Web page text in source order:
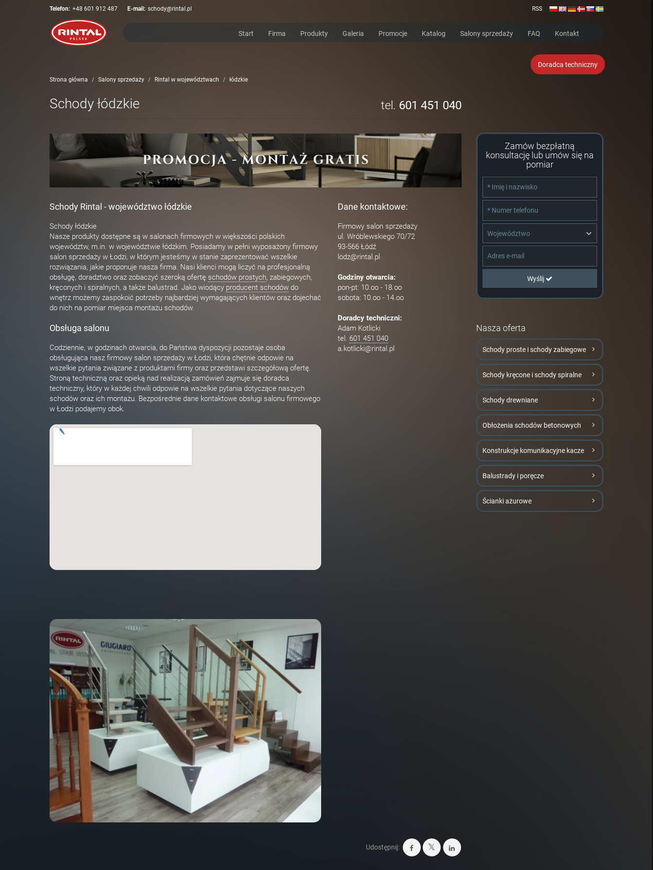
Telefon: +48 601 912 487 E-mail: schody@rintal.pl RSS
Start Firma Produkty Galeria Promocje Katalog Salony sprzedaży FAQ Kontakt
Doradca techniczny
Strona główna Salony sprzedaży Rintal w województwach łódzkie
tel. 601 451 040
Schody łódzkie
Schody Rintal - województwo łódzkie
Schody łódzkie
Nasze produkty dostępne są w salonach firmowych w większości polskich
województw, m.in. w województwie łódzkim. Posiadamy w pełni wyposażony firmowy
salon sprzedaży w Łodzi, w którym jesteśmy w stanie zaprezentować wszelkie
rozwiązania, jakie proponuje nasza firma. Nasi klienci mogą liczyć na profesjonalną
obsługę, doradztwo oraz zobaczyć szeroką ofertę schodów prostych, zabiegowych,
kręconych i spiralnych, a także balustrad. Jako wiodący producent schodów do
wnętrz możemy zaspokoić potrzeby najbardziej wymagających klientów oraz dojechać
do nich na pomiar miejsca montażu schodów.
Obsługa salonu
Codziennie, w godzinach otwarcia, do Państwa dyspozycji pozostaje osoba
obsługująca nasz firmowy salon sprzedaży w Łodzi, która chętnie odpowie na
wszelkie pytania związane z produktami firmy oraz przedstawi szczegółową ofertę.
Stroną techniczną oraz opieką nad realizacją zamówień zajmuje się doradca
techniczny, który w każdej chwili odpowie na wszelkie pytania dotyczące naszych
schodów oraz ich montażu. Bezpośrednie dane kontaktowe obsługi salonu firmowego
w Łodzi podajemy obok.
Dane kontaktowe:
Firmowy salon sprzedaży
ul. Wróblewskiego 70/72
93-566 Łódź
lodz@rintal.pl
Godziny otwarcia:
pon-pt: 10.oo - 18.oo
sobota: 10.oo - 14.oo
Doradcy techniczni:
Adam Kotlicki
tel. 601 451 040
a.kotlicki@rintal.pl
Udostępnij:
Zamów bezpłatną
konsultację lub umów się na
pomiar
Województwo
Wyślij
Nasza oferta
Schody proste i schody zabiegowe
Schody kręcone i schody spiralne
Schody drewniane
Obłożenia schodów betonowych
Konstrukcje komunikacyjne kacze
Balustrady i poręcze
Ścianki ażurowe